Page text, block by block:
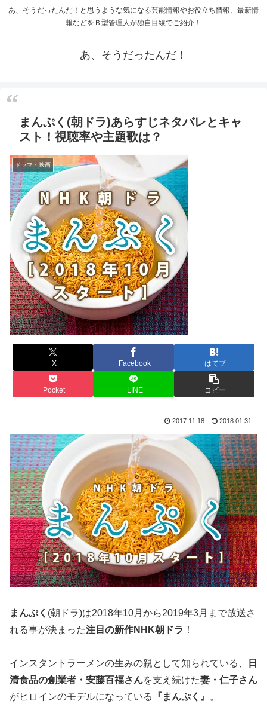
あ、そうだったんだ！と思うような気になる芸能情報やお役立ち情報、最新情
報などをＢ型管理人が独自目線でご紹介！
あ、そうだったんだ！
まんぷく(朝ドラ)あらすじネタバレとキャ
スト！視聴率や主題歌は？
ドラマ・映画
X Facebook はてブ
Pocket LINE コピー
2017.11.18 2018.01.31
まんぷく (朝ドラ)は2018年10月から2019年3月まで放送さ
れる事が決まった注目の新作NHK朝ドラ ！
インスタントラーメンの生みの親として知られている、
日
清食品の創業者・安藤百福さんを支え続けた妻・仁子さん
がヒロインのモデルになっている
『まんぷく』 。